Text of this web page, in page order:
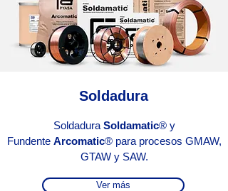
Soldadura
Soldadura Soldamatic® y
Fundente Arcomatic® para procesos GMAW,
GTAW y SAW.
Ver más